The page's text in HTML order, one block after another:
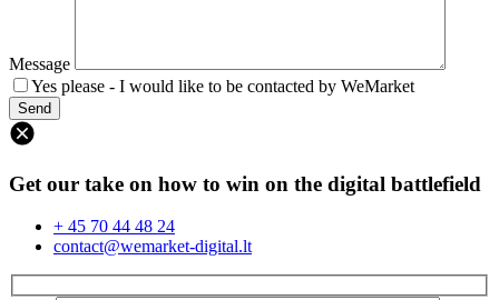
Message
Yes please - I would like to be contacted by WeMarket
Get our take on how to win on the digital battlefield
+ 45 70 44 48 24
contact@wemarket-digital.lt